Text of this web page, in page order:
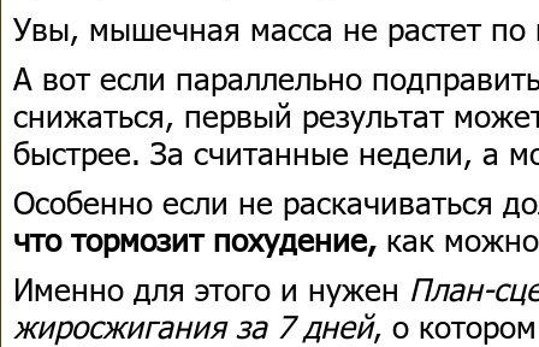
Увы, мышечная масса не растет по
А вот если параллельно
снижаться, первый результат
быстрее. За считанные недели, а
Особенно если не раскачиваться
что тормозит похудение, как
Именно для этого и нужен План-
жиросжигания за 7 дней, о